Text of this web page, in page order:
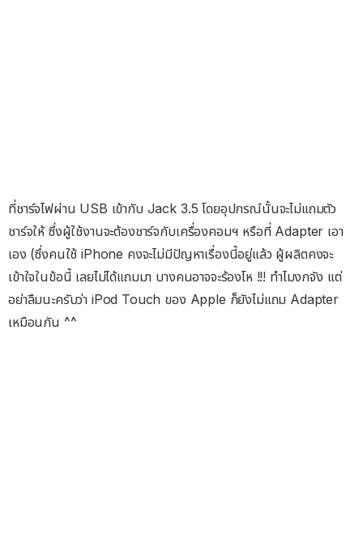
ที่ชาร์จไฟผ่าน USB เข้ากับ Jack 3.5 โดยอุปกรณ์นั้นจะไม่แถมตัว
ชาร์จให้ ซึ่งผู้ใช้งานจะต้องชาร์จกับเครื่องคอมฯ หรือที่ Adapter เอา
เอง (ซึ่งคนใช้ iPhone คงจะไม่มีปัญหาเรื่องนี้อยู่แล้ว ผู้ผลิตคงจะ
เข้าใจในข้อนี้ เลยไม่ได้แถมมา บางคนอาจจะร้องโห !!! ทำไมงกจัง แต่
อย่าลืมนะครับว่า iPod Touch ของ Apple ก็ยังไม่แถม Adapter
เหมือนกัน ^^